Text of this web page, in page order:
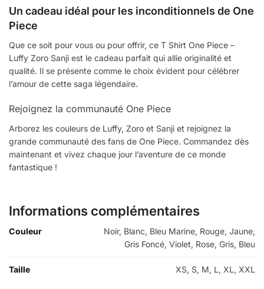
Un cadeau idéal pour les inconditionnels de One
Piece
Que ce soit pour vous ou pour offrir, ce T Shirt One Piece –
Luffy Zoro Sanji est le cadeau parfait qui allie originalité et
qualité. Il se présente comme le choix évident pour célébrer
l’amour de cette saga légendaire.
Rejoignez la communauté One Piece
Arborez les couleurs de Luffy, Zoro et Sanji et rejoignez la
grande communauté des fans de One Piece. Commandez dès
maintenant et vivez chaque jour l’aventure de ce monde
fantastique !
Informations complémentaires
Couleur
Noir, Blanc, Bleu Marine, Rouge, Jaune,
Gris Foncé, Violet, Rose, Gris, Bleu
Taille XS, S, M, L, XL, XXL